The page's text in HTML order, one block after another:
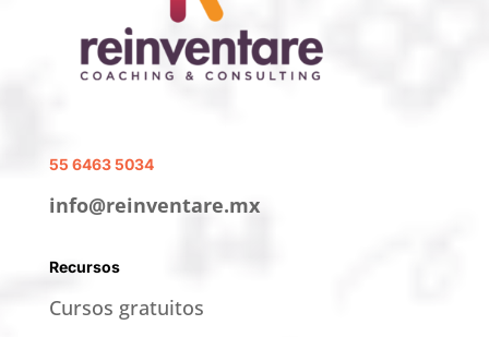
55 6463 5034
info@reinventare.mx
Recursos
Cursos gratuitos